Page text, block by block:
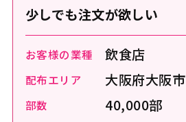
少しでも注文が欲しい
お客様の業種 飲食店
配布エリア 大阪府大阪市
部数
40,000部